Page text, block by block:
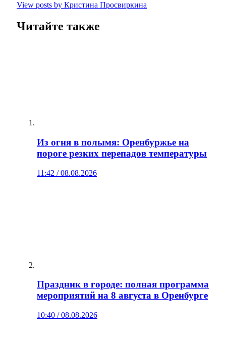
View posts by Кристина Просвиркина
Читайте также
Из огня в полымя: Оренбуржье на
пороге резких перепадов температуры
11:42 / 08.08.2026
Праздник в городе: полная программа
мероприятий на 8 августа в Оренбурге
10:40 / 08.08.2026